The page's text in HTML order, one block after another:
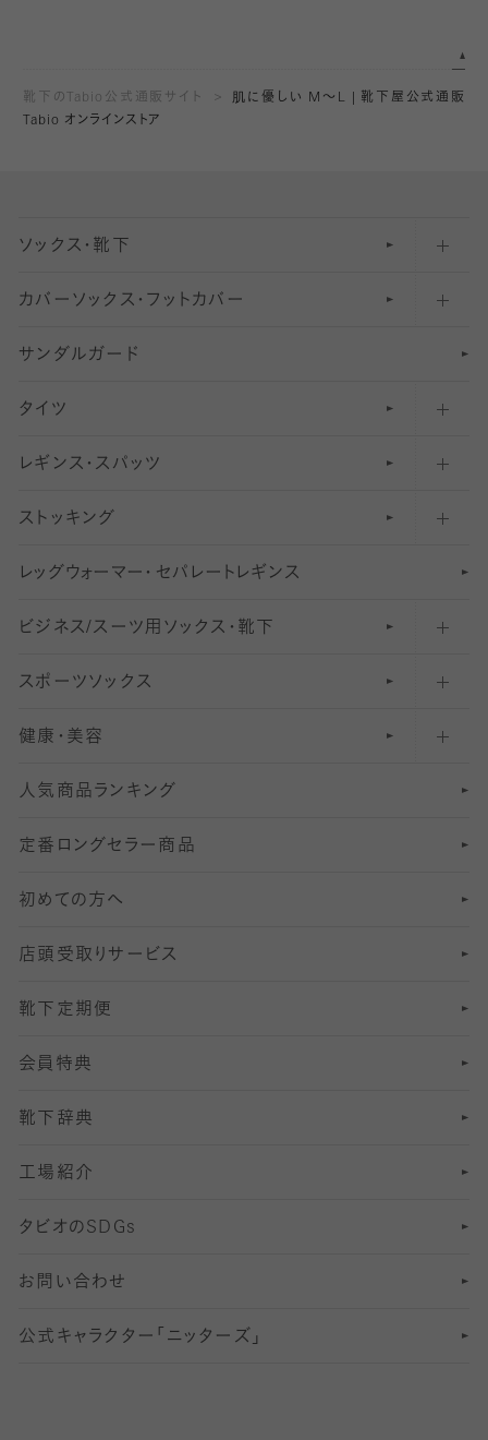
靴下のTabio公式通販サイト
肌に優しい M～L | 靴下屋公式通販
Tabio オンラインストア
ソックス・靴下
五本指ソックス・靴下
足袋ソックス・靴下
無地・プレーンソックス・靴下
柄ソックス・靴下
スニーカー（くるぶし）用ソックス
アンクル・ショートソックス（くるぶし上）
クルーソックス（ふくらはぎ下）
ハイソックス
オーバーニー・ニーハイソックス
カバーソックス・フットカバー
フットカバー・カバーソックス（深め）
フットカバー・カバーソックス（ふつう）
フットカバー・カバーソックス（浅め）
サンダルガード
タイツ
30デニール以下のタイツ（薄手タイツ）
31〜40デニールタイツ
41〜60デニールタイツ
61〜80デニールタイツ
81 〜110デニールタイツ
111〜210デニールタイツ
211デニールタイツ以上（防寒・厚手タイツ）
レギンス・スパッツ
柄レギンス
無地レギンス
レギンスパンツ（レギパン）
マタニティレギンス
5 分丈
6 分丈レギンス
7 分丈 レギンス
8分丈 レギンス
10分丈 レギンス
12分丈レギンス
13分丈レギンス
ストッキング
伝線しにくいストッキング
ショートストッキング
結婚式用ストッキング
美脚ストッキング
オールスルーストッキング
レッ グ ウォー マー ・ セパレー ト レ ギンス
ビジネス/スーツ用 ソックス・靴下
匠シリーズ
フレッシャーズ向けソックス・靴下
冠婚葬祭向けソックス・靴下
スーツカジュアルソックス・靴下
ロングホーズ
スポーツソックス
ランニングソックス・靴下
ゴルフソックス・靴下
サッカー・フットサル用ソックス
ヨガソックス・靴下
スポーツ用レッグウォーマー
SSサイズ（21～23cm）
Sサイズ（22～25cm）
Mサイズ（25～27cm）
Lサイズ（27～29cm）
健康・美容
インナーソックス
加圧・着圧ソックス
冷えとり靴下
着圧・加圧タイツ
むくみ対策
足の疲れ対策
足の臭い対策
冷え対策
靴ずれ対策
快適な睡眠対策
人気商品ランキング
定番ロングセラー商品
初めての方へ
店頭受取りサービス
靴下定期便
会員特典
靴下辞典
工場紹介
タビオのSDGs
お問い合わせ
公式キャラクター「ニッターズ」